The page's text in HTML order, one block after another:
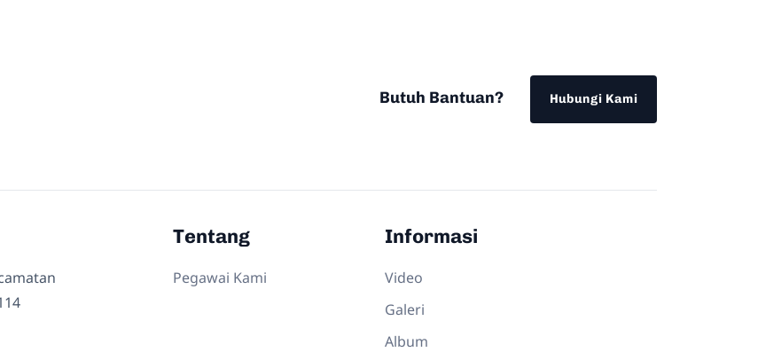
Butuh Bantuan? Hubungi Kami
Tentang
Pegawai Kami
Informasi
Video
Galeri
Album